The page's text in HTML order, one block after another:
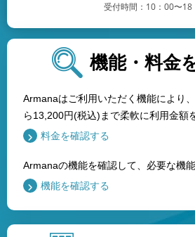
受付時間：10：00〜18
機能・料金
Armanaはご利用いただく機能により
ら13,200円(税込)まで柔軟に利用金額
料金を確認する
Armanaの機能を確認して、必要な機
機能を確認する